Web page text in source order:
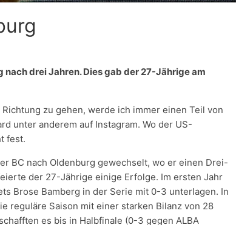
drei Jahren. Dies gab der 27-Jährige am
zu gehen, werde ich immer einen Teil von
unter anderem auf Instagram. Wo der US-
fest.
BC nach Oldenburg gewechselt, wo er einen Drei-
der 27-Jährige einige Erfolge. Im ersten Jahr
Brose Bamberg in der Serie mit 0-3 unterlagen. In
reguläre Saison mit einer starken Bilanz von 28
es bis in Halbfinale (0-3 gegen ALBA